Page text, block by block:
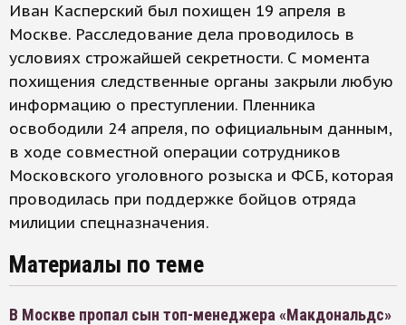
Иван Касперский был похищен 19 апреля в
Москве. Расследование дела проводилось в
условиях строжайшей секретности. С момента
похищения следственные органы закрыли любую
информацию о преступлении. Пленника
освободили 24 апреля, по официальным данным,
в ходе совместной операции сотрудников
Московского уголовного розыска и ФСБ, которая
проводилась при поддержке бойцов отряда
милиции спецназначения.
Материалы по теме
В Москве пропал сын топ-менеджера «Макдональдс»